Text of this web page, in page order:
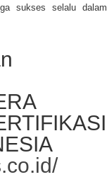
sukses selalu dalam